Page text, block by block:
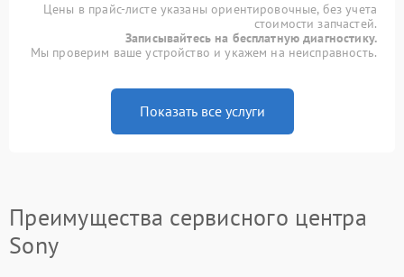
Цены в прайс-листе указаны ориентировочные, без учета
стоимости запчастей.
Записывайтесь на бесплатную диагностику.
Мы проверим ваше устройство и укажем на неисправность.
Показать все услуги
Преимущества сервисного центра
Sony